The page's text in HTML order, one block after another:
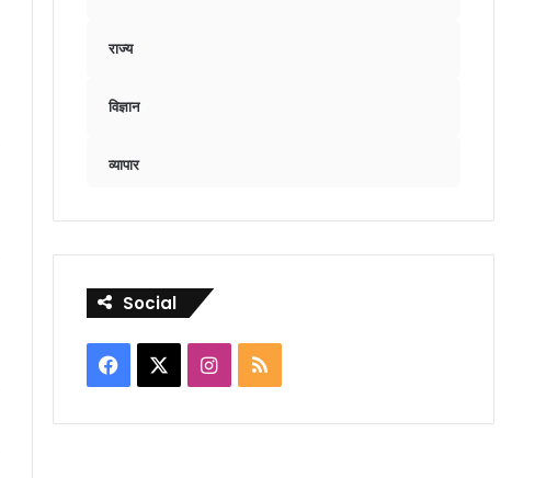
राज्य
विज्ञान
व्यापार
Social
Facebook Instagram
RSS